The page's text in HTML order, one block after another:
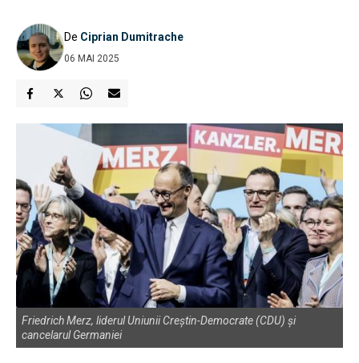
De Ciprian Dumitrache
06 MAI 2025
Friedrich Merz, liderul Uniunii Creștin-Democrate (CDU) și
cancelarul Germaniei